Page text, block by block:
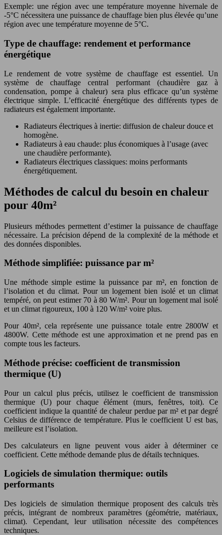
Exemple: une région avec une température moyenne hivernale de
-5°C nécessitera une puissance de chauffage bien plus élevée qu’une
région avec une température moyenne de 5°C.
Type de chauffage: rendement et performance
énergétique
Le rendement de votre système de chauffage est essentiel. Un
système de chauffage central performant (chaudière gaz à
condensation, pompe à chaleur) sera plus efficace qu’un système
électrique simple. L’efficacité énergétique des différents types de
radiateurs est également importante.
Radiateurs électriques à inertie: diffusion de chaleur douce et
homogène.
Radiateurs à eau chaude: plus économiques à l’usage (avec
une chaudière performante).
Radiateurs électriques classiques: moins performants
énergétiquement.
Méthodes de calcul du besoin en chaleur
pour 40m²
Plusieurs méthodes permettent d’estimer la puissance de chauffage
nécessaire. La précision dépend de la complexité de la méthode et
des données disponibles.
Méthode simplifiée: puissance par m²
Une méthode simple estime la puissance par m², en fonction de
l’isolation et du climat. Pour un logement bien isolé et un climat
tempéré, on peut estimer 70 à 80 W/m². Pour un logement mal isolé
et un climat rigoureux, 100 à 120 W/m² voire plus.
Pour 40m², cela représente une puissance totale entre 2800W et
4800W. Cette méthode est une approximation et ne prend pas en
compte tous les facteurs.
Méthode précise: coefficient de transmission
thermique (U)
Pour un calcul plus précis, utilisez le coefficient de transmission
thermique (U) pour chaque élément (murs, fenêtres, toit). Ce
coefficient indique la quantité de chaleur perdue par m² et par degré
Celsius de différence de température. Plus le coefficient U est bas,
meilleure est l’isolation.
Des calculateurs en ligne peuvent vous aider à déterminer ce
coefficient. Cette méthode demande plus de détails techniques.
Logiciels de simulation thermique: outils
performants
Des logiciels de simulation thermique proposent des calculs très
précis, intégrant de nombreux paramètres (géométrie, matériaux,
climat). Cependant, leur utilisation nécessite des compétences
techniques.